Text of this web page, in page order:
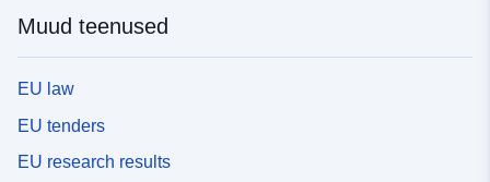
Muud teenused
EU law
EU tenders
EU research results